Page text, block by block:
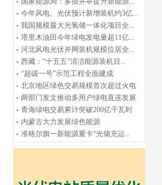
今年风电、光伏预计新增装机约3亿...
我国规模最大光氢储一体化项目全...
塔里木油田今年绿电发电量超11亿...
河北风电光伏并网装机规模位居全...
西藏：“十五五”清洁能源装机目...
“超碳一号”示范工程全面建成
北京地区绿色交易规模首次超过火电
两部门发文推动多用户绿电直连发展
青海绿电交易累计突破200亿千瓦时
内蒙古大力发展绿色能源
准格尔旗一新能源重卡“光储充运...